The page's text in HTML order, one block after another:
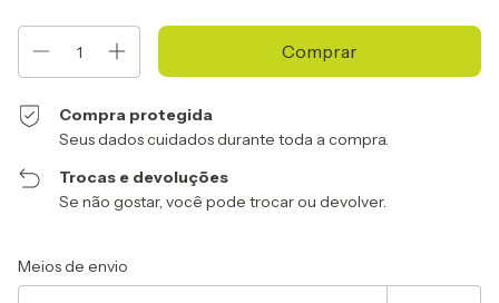
Compra protegida
Seus dados cuidados durante toda a compra.
Trocas e devoluções
Se não gostar, você pode trocar ou devolver.
Entregas para o CEP:
Meios de envio